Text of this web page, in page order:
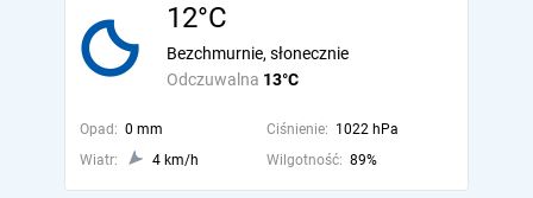
12°C
Odczuwalna 13°C
Bezchmurnie, słonecznie
Opad: 0 mm Ciśnienie: 1022 hPa
Wiatr:
4 km/h Wilgotność: 89%